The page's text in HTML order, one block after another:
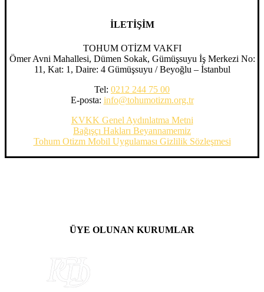
İLETİŞİM
TOHUM OTİZM VAKFI
Ömer Avni Mahallesi, Dümen Sokak, Gümüşsuyu İş Merkezi No:
11, Kat: 1, Daire: 4 Gümüşsuyu / Beyoğlu – İstanbul
Tel: 0212 244 75 00
E-posta: info@tohumotizm.org.tr
KVKK Genel Aydınlatma Metni
Bağışçı Hakları Beyannamemiz
Tohum Otizm Mobil Uygulaması Gizlilik Sözleşmesi
ÜYE OLUNAN KURUMLAR